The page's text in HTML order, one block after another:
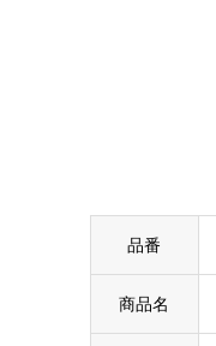
品番
商品名